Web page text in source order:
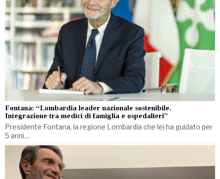
Fontana: “Lombardia leader nazionale sostenibile.
Integrazione tra medici di famiglia e ospedalieri”
Presidente Fontana, la regione Lombardia che lei ha guidato per
5 anni…